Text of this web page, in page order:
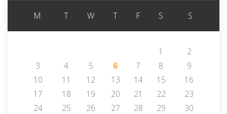
M T W T F S S
1
2
3
4 5 6 7 8
9
10
11 12 13 14 15
16
17
18 19 20 21 22
23
24
25 26 27 28 29
30